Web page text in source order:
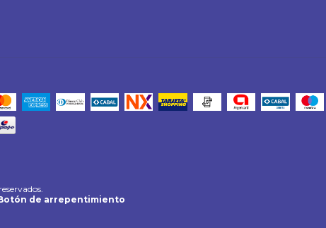
de arrepentimiento